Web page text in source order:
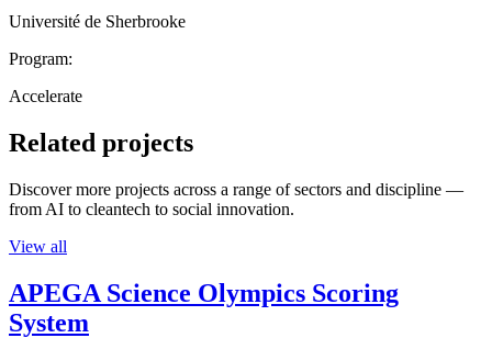
Université de Sherbrooke
Program:
Accelerate
Related projects
Discover more projects across a range of sectors and discipline —
from AI to cleantech to social innovation.
View all
APEGA Science Olympics Scoring
System